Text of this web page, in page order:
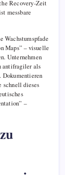
Recovery-Zeit
messbare
Maps” – visuelle
Unternehmen
antifragiler als
schnell dieses
–